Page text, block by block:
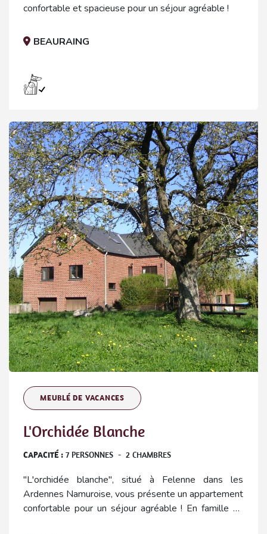
confortable et spacieuse pour un séjour agréable !
BEAURAING
MEUBLÉ DE VACANCES
L'Orchidée Blanche
CAPACITÉ : 7 PERSONNES - 2 CHAMBRES
"L'orchidée blanche", situé à Felenne dans les
Ardennes Namuroise, vous présente un appartement
confortable pour un séjour agréable ! En famille ou